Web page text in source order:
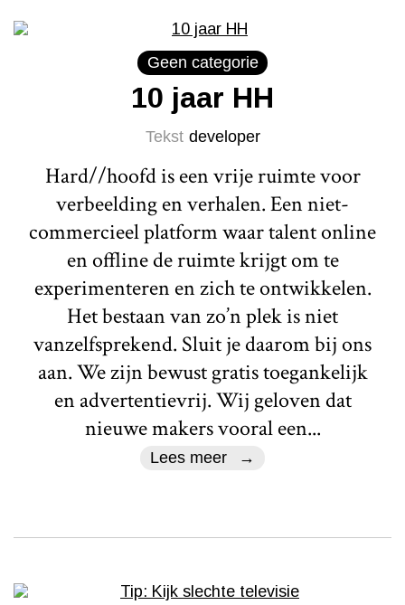
Geen categorie
10 jaar HH
Tekst developer
Hard//hoofd is een vrije ruimte voor
verbeelding en verhalen. Een niet-
commercieel platform waar talent online
en offline de ruimte krijgt om te
experimenteren en zich te ontwikkelen.
Het bestaan van zo’n plek is niet
vanzelfsprekend. Sluit je daarom bij ons
aan. We zijn bewust gratis toegankelijk
en advertentievrij. Wij geloven dat
nieuwe makers vooral een...
Lees meer